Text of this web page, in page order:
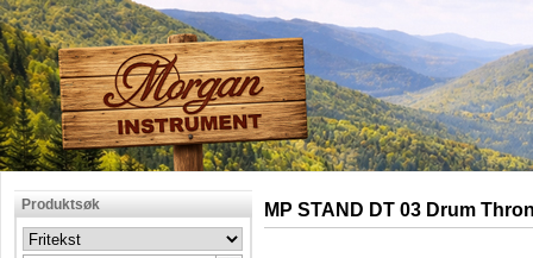
Produktsøk MP STAND DT 03 Drum